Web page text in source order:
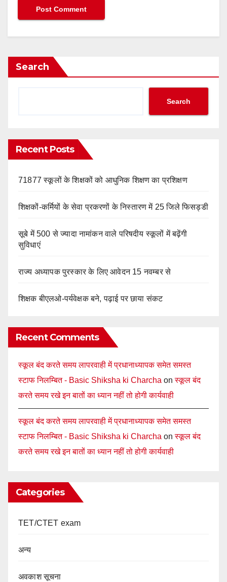
Search
Search
Recent Posts
71877 स्कूलों के शिक्षकों को आधुनिक शिक्षण का प्रशिक्षण
शिक्षकों-कर्मियों के सेवा प्रकरणों के निस्तारण में 25 जिले फिसड्डी
सूबे में 500 से ज्यादा नामांकन वाले परिषदीय स्कूलों में बढ़ेंगी
सुविधाएं
राज्य अध्यापक पुरस्कार के लिए आवेदन 15 नवम्बर से
शिक्षक बीएलओ-पर्यवेक्षक बने, पढ़ाई पर छाया संकट
Recent Comments
स्कूल बंद करते समय लापरवाही में प्रधानाध्यापक समेत समस्त
स्टाफ निलम्बित - Basic Shiksha ki Charcha onस्कूल बंद
करते समय रखे इन बातों का ध्यान नहीं तो होगी कार्यवाही
स्कूल बंद करते समय लापरवाही में प्रधानाध्यापक समेत समस्त
स्टाफ निलम्बित - Basic Shiksha ki Charcha onस्कूल बंद
करते समय रखे इन बातों का ध्यान नहीं तो होगी कार्यवाही
Categories
TET/CTET exam
अन्य
अवकाश सूचना